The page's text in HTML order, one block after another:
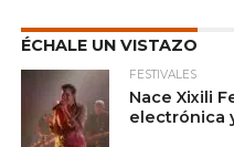
ÉCHALE UN VISTAZO
FESTIVALES
Nace Xixili
electrónica